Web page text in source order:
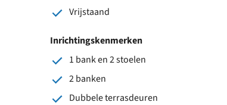
Vrijstaand
Inrichtingskenmerken
1 bank en 2 stoelen
2 banken
Dubbele terrasdeuren